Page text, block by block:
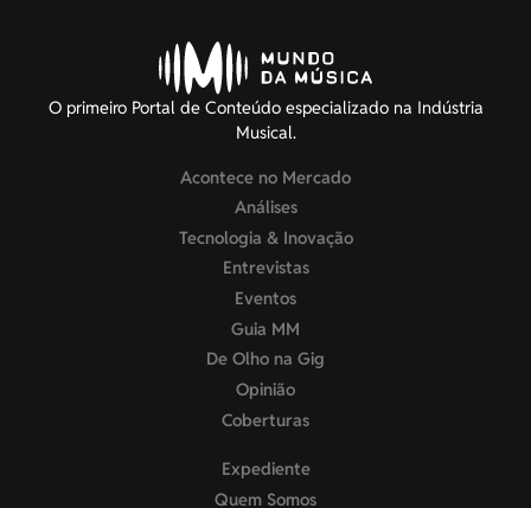
O primeiro Portal de Conteúdo especializado na Indústria
Musical.
Acontece no Mercado
Análises
Tecnologia & Inovação
Entrevistas
Eventos
Guia MM
De Olho na Gig
Opinião
Coberturas
Expediente
Quem Somos